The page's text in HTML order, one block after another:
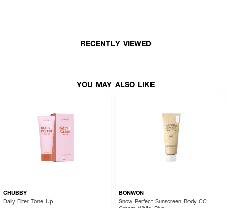
RECENTLY VIEWED
YOU MAY ALSO LIKE
CHUBBY
Daily Filter Tone Up
BONWON
Snow Perfect Sunscreen Body CC